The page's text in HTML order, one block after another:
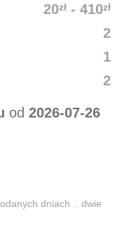
20zł - 410zł
2
1
2
od 2026-07-26
dniach .. dwie